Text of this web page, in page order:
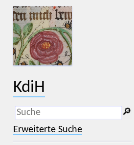
KdiH
_
(der Unterstrich) ist Platzhalter für
genau ein Zeichen.
🔎︎
Erweiterte Suche